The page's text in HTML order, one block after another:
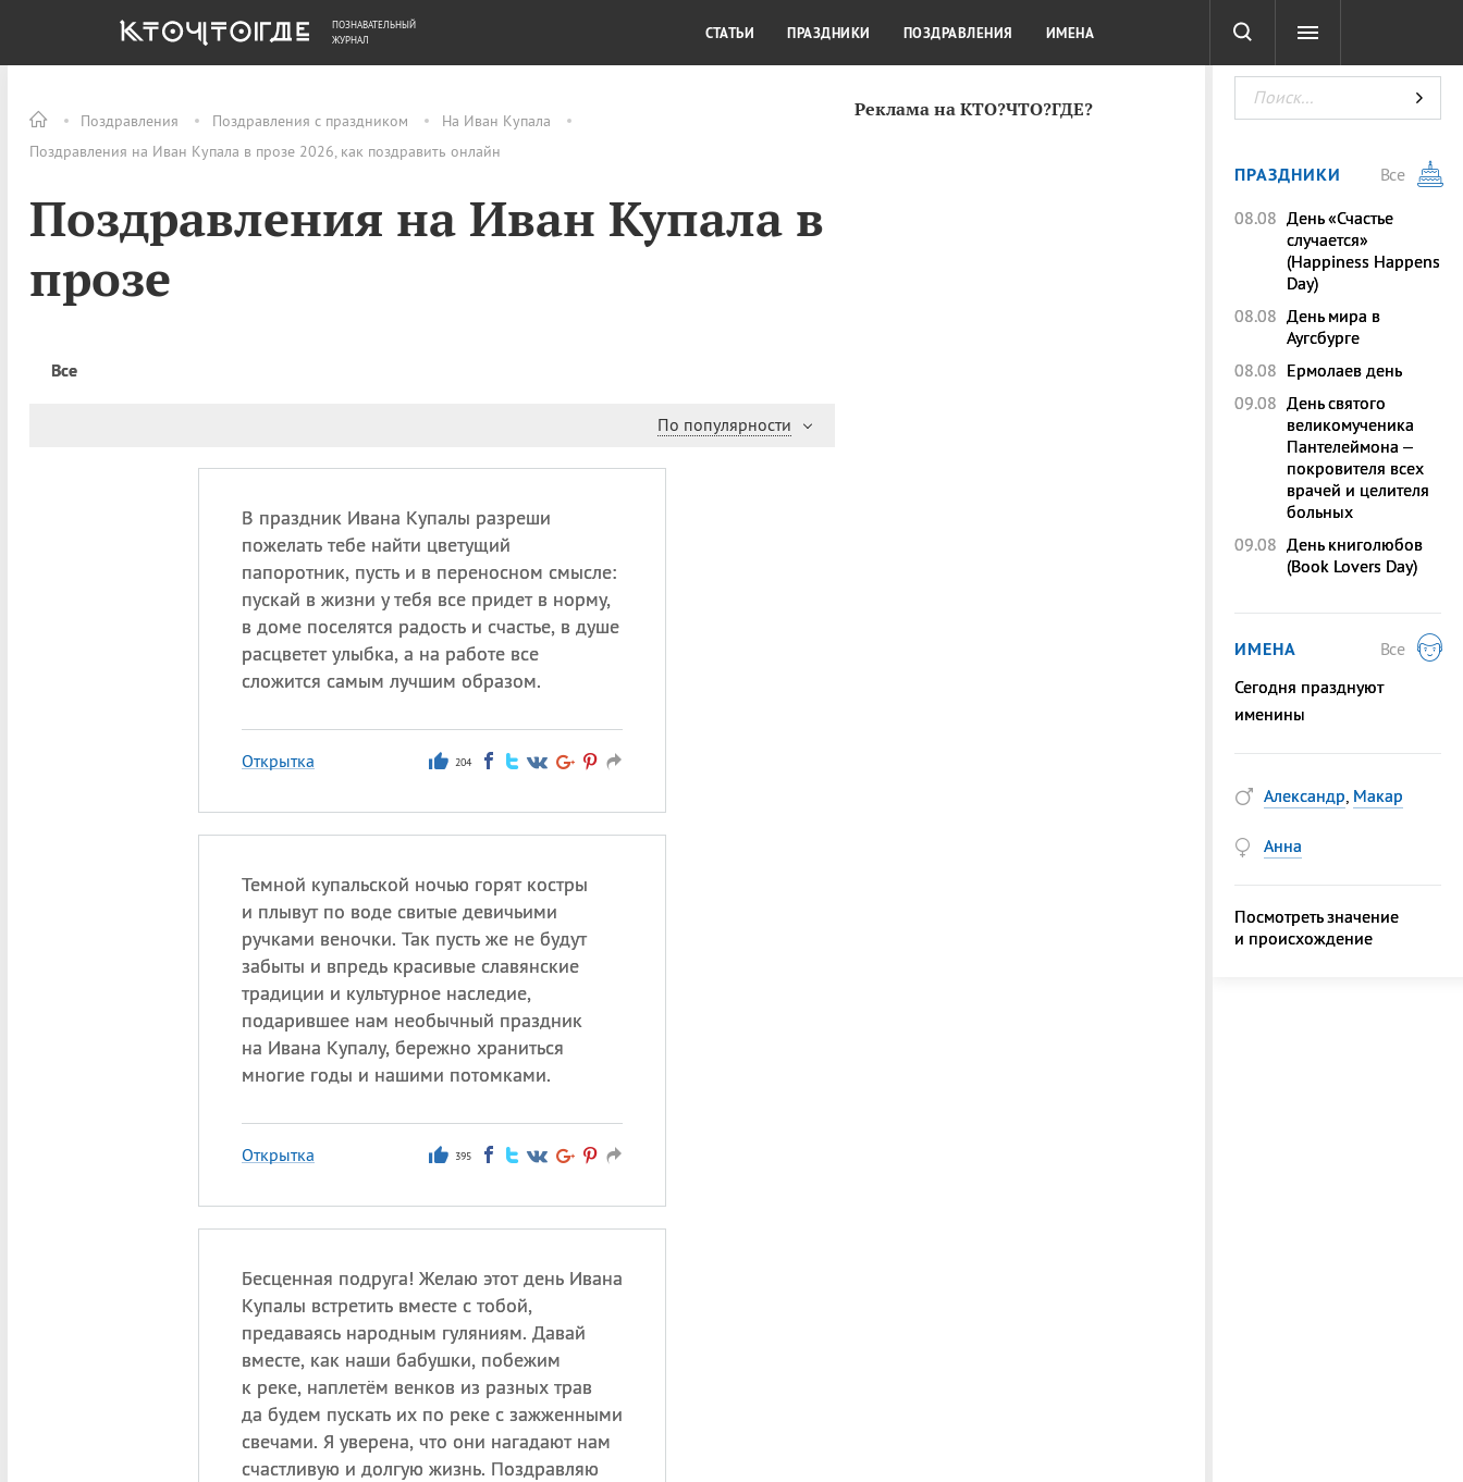
Поздравления Поздравления с праздником
На Иван Купала
Поздравления на Иван Купала в прозе 2026, как поздравить онлайн
Поздравления на Иван Купала в
прозе
Все
По популярности
В праздник Ивана Купалы разреши
пожелать тебе найти цветущий
папоротник, пусть и в переносном смысле:
пускай в жизни у тебя все придет в норму,
в доме поселятся радость и счастье, в душе
расцветет улыбка, а на работе все
сложится самым лучшим образом.
Открытка 204
Темной купальской ночью горят костры
и плывут по воде свитые девичьими
ручками веночки. Так пусть же не будут
забыты и впредь красивые славянские
традиции и культурное наследие,
подарившее нам необычный праздник
на Ивана Купалу, бережно храниться
многие годы и нашими потомками.
Открытка 395
Бесценная подруга! Желаю этот день Ивана
Купалы встретить вместе с тобой,
предаваясь народным гуляниям. Давай
вместе, как наши бабушки, побежим
к реке, наплетём венков из разных трав
да будем пускать их по реке с зажженными
свечами. Я уверена, что они нагадают нам
счастливую и долгую жизнь. Поздравляю
Реклама на КТО?ЧТО?ГДЕ?
ОБЩЕСТВО ДЕНЬГИ КУЛЬТУРА КРАСОТА ТЕСТЫ
ПОЗНАВАТЕЛЬНЫЙ
ЖУРНАЛ
СТАТЬИ ПРАЗДНИКИ ПОЗДРАВЛЕНИЯ ИМЕНА
ПРАЗДНИКИ
Все
08.08 День «Счастье
случается»
(Happiness Happens
Day)
08.08 День мира в
Аугсбурге
08.08 Ермолаев день
09.08 День святого
великомученика
Пантелеймона –
покровителя всех
врачей и целителя
больных
09.08 День книголюбов
(Book Lovers Day)
ИМЕНА
Все
Сегодня празднуют
именины
Александр, Макар
Анна
Посмотреть значение
и происхождение